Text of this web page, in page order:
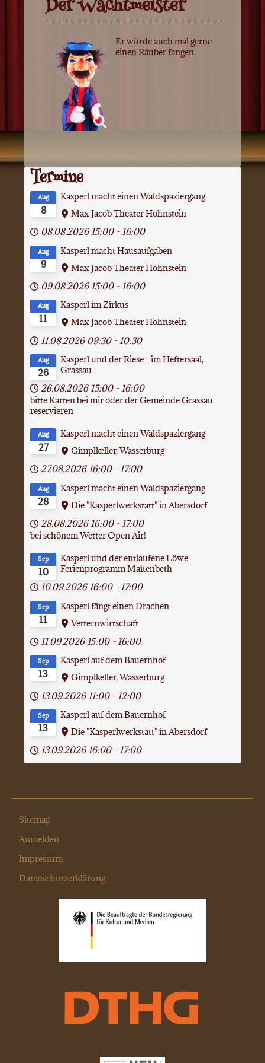
Aufführungen
Das Ensemble
Der Wachtmeister
Er würde auch mal gerne
einen Räuber fangen.
Termine
8
Aug
Kasperl macht einen Waldspaziergang
Max Jacob Theater Hohnstein
08.08.2026 15:00 - 16:00
9
Aug
Kasperl macht Hausaufgaben
Max Jacob Theater Hohnstein
09.08.2026 15:00 - 16:00
11
Aug
Kasperl im Zirkus
Max Jacob Theater Hohnstein
11.08.2026 09:30 - 10:30
26
Aug
Kasperl und der Riese - im Heftersaal,
Grassau
26.08.2026 15:00 - 16:00
bitte Karten bei mir oder der Gemeinde Grassau
reservieren
27
Aug
Kasperl macht einen Waldspaziergang
Gimplkeller, Wasserburg
27.08.2026 16:00 - 17:00
28
Aug
Kasperl macht einen Waldspaziergang
Die "Kasperlwerkstatt" in Abersdorf
28.08.2026 16:00 - 17:00
bei schönem Wetter Open Air!
10
Sep
Kasperl und der entlaufene Löwe -
Ferienprogramm Maitenbeth
10.09.2026 16:00 - 17:00
11
Sep
Kasperl fängt einen Drachen
Vetternwirtschaft
11.09.2026 15:00 - 16:00
13
Sep
Kasperl auf dem Bauernhof
Gimplkeller, Wasserburg
13.09.2026 11:00 - 12:00
13
Sep
Kasperl auf dem Bauernhof
Die "Kasperlwerkstatt" in Abersdorf
13.09.2026 16:00 - 17:00
Sitemap
Anmelden
Impressum
Datenschutzerklärung